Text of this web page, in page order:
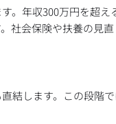
。年収300万円を超
社会保険や扶養の見
結します。この段階